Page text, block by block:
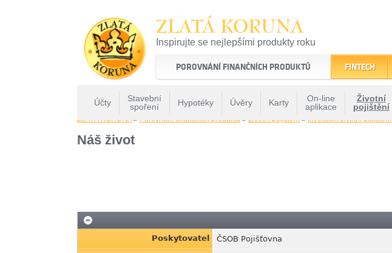
ZLATÁ KORUNA
Inspirujte se nejlepšími produkty roku
22 let tradice a kvality na finančním trhu
POROVNÁNÍ FINANČNÍCH PRODUKTŮ
Účty
Stavební
spoření
Hypotéky Úvěry Karty
On-line
aplikace
Životní
pojištění
FINTECH
ZLATÁ KORUNA» Porovnání finančních produktů » Životní pojištění » Investiční životní pojištění
Náš život
Poskytovatel ČSOB Pojišťovna